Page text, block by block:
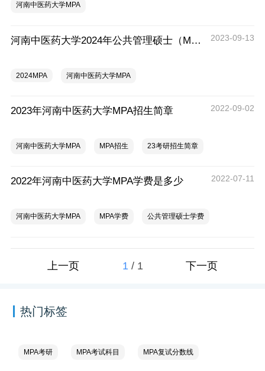
河南中医药大学MPA
河南中医药大学2024年公共管理硕士（MPA）招生简章 2023-09-13
2024MPA 河南中医药大学MPA
2023年河南中医药大学MPA招生简章 2022-09-02
河南中医药大学MPA MPA招生 23考研招生简章
2022年河南中医药大学MPA学费是多少 2022-07-11
河南中医药大学MPA MPA学费 公共管理硕士学费
上一页 1 / 1 下一页
热门标签
MPA考研 MPA考试科目 MPA复试分数线